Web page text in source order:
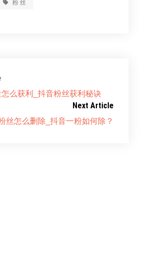
粉丝
么获利_抖音粉丝获利秘诀
Next Article
丝怎么删除_抖音一粉如何除？